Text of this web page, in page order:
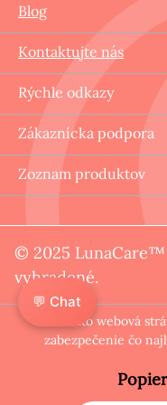
Blog
Kontaktujte nás
Rýchle odkazy
Zákaznícka podpora
Zoznam produktov
© 2025 LunaCare™
vyhradené.
Táto webová
zabezpečenie čo
💬 Chat